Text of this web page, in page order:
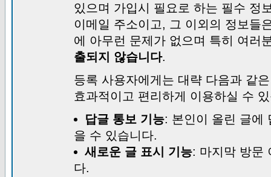
있으며 가입시 필요로 하는 필수 정
이메일 주소이고, 그 이외의 정보들
에 아무런 문제가 없으며 특히 여러
출되지 않습니다.
등록 사용자에게는 대략 다음과 같
효과적이고 편리하게 이용하실 수
답글 통보 기능: 본인이 올린 글에
을 수 있습니다.
새로운 글 표시 기능: 마지막 방문
다.